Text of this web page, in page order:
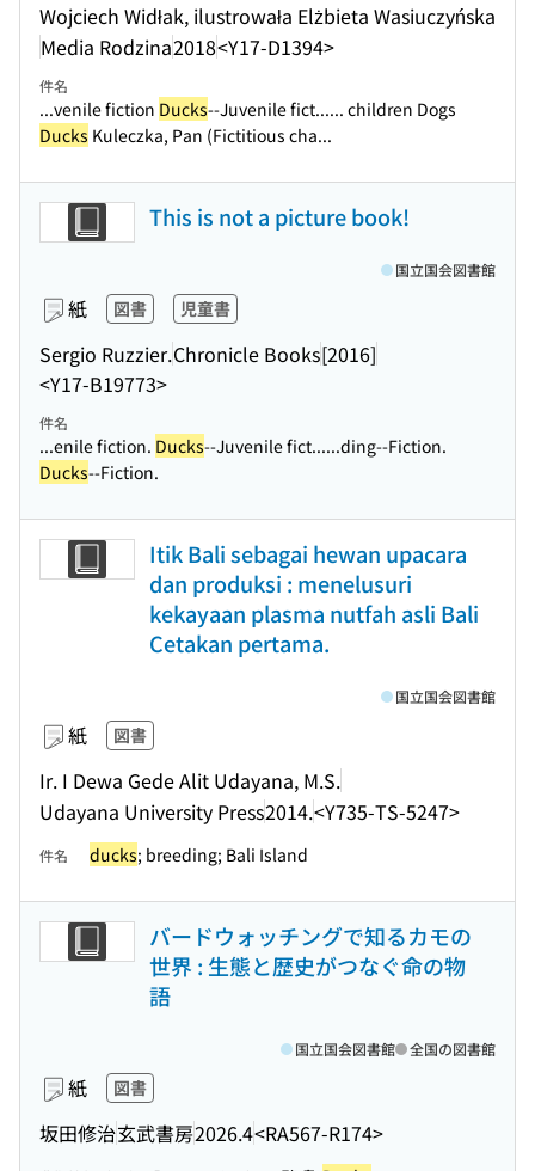
Wojciech Widłak, ilustrowała Elżbieta Wasiuczyńska
Media Rodzina2018<Y17-D1394>
件名
...venile fiction Ducks--Juvenile fict...... children Dogs
Ducks Kuleczka, Pan (Fictitious cha...
This is not a picture book!
紙 図書 児童書
Sergio Ruzzier.Chronicle Books[2016]
<Y17-B19773>
国立国会図書館
件名
...enile fiction. Ducks--Juvenile fict......ding--Fiction.
Ducks--Fiction.
Itik Bali sebagai hewan upacara
dan produksi : menelusuri
kekayaan plasma nutfah asli Bali
Cetakan pertama.
紙 図書
Ir. I Dewa Gede Alit Udayana, M.S.
Udayana University Press2014.<Y735-TS-5247>
国立国会図書館
件名 ducks; breeding; Bali Island
バードウォッチングで知るカモの
世界 : 生態と歴史がつなぐ命の物
語
紙 図書
坂田修治玄武書房2026.4<RA567-R174>
国立国会図書館 全国の図書館